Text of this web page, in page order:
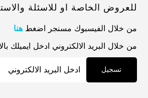
للعروض الخاصة او للاسئلة
من خلال الفيسبوك مسنجر اضغطهنا
من خلال البريد الالكتروني ادخل ايميلك